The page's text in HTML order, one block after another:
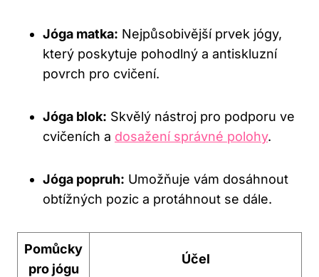
Jóga matka: Nejpůsobivější prvek jógy,
který poskytuje pohodlný a antiskluzní
povrch pro cvičení.
Jóga blok: Skvělý nástroj pro podporu ve
cvičeních a dosažení správné polohy.
Jóga popruh: Umožňuje vám dosáhnout
obtížných pozic a protáhnout se dále.
Pomůcky
pro jógu
Účel